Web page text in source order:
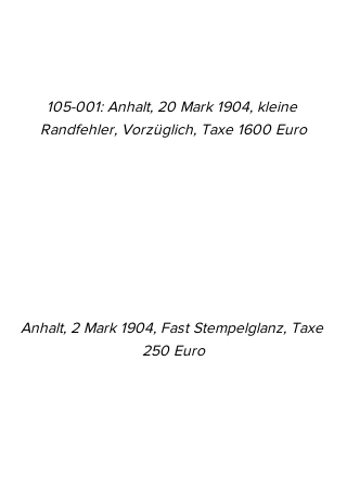
105-001: Anhalt, 20 Mark 1904, kleine
Randfehler, Vorzüglich, Taxe 1600 Euro
Anhalt, 2 Mark 1904, Fast Stempelglanz, Taxe
250 Euro